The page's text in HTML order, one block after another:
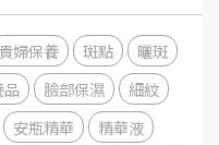
貴婦保養 斑點
曬斑
品 臉部保濕
細紋
安瓶精華
精華液